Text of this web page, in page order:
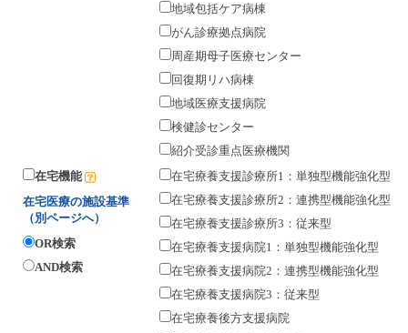
地域包括ケア病棟
がん診療拠点病院
周産期母子医療センター
回復期リハ病棟
地域医療支援病院
検健診センター
紹介受診重点医療機関
在宅機能
在宅医療の施設基準
（別ページへ）
OR検索
AND検索
在宅療養支援診療所1：単独型機能強化型
在宅療養支援診療所2：連携型機能強化型
在宅療養支援診療所3：従来型
在宅療養支援病院1：単独型機能強化型
在宅療養支援病院2：連携型機能強化型
在宅療養支援病院3：従来型
在宅療養後方支援病院